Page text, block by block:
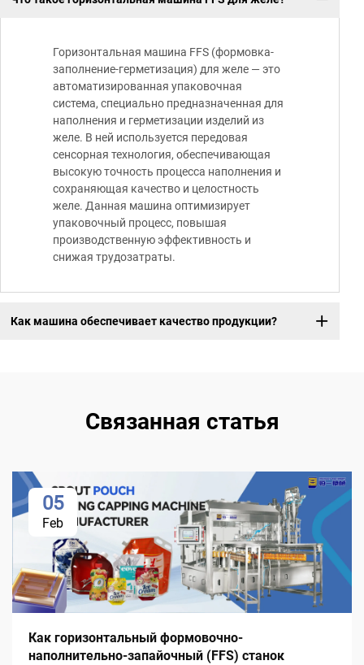
Горизонтальная машина FFS (формовка-
заполнение-герметизация) для желе — это
автоматизированная упаковочная
система, специально предназначенная для
наполнения и герметизации изделий из
желе. В ней используется передовая
сенсорная технология, обеспечивающая
высокую точность процесса наполнения и
сохраняющая качество и целостность
желе. Данная машина оптимизирует
упаковочный процесс, повышая
производственную эффективность и
снижая трудозатраты.
Как машина обеспечивает качество продукции?
Связанная статья
05
Feb
Как горизонтальный формовочно-
наполнительно-запайочный (FFS) станок